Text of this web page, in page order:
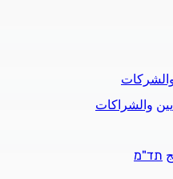
والشراكات
תד"מ